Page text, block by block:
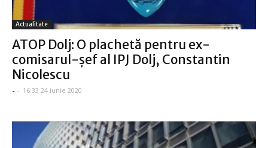
Actualitate
ATOP Dolj: O plachetă pentru ex-
comisarul-şef al IPJ Dolj, Constantin
Nicolescu
- - 16:33 24 iunie 2020